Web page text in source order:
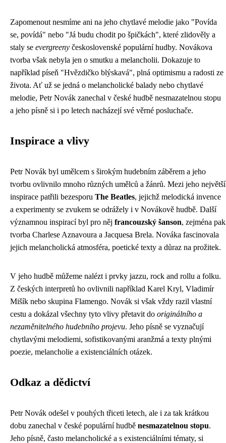
Zapomenout nesmíme ani na jeho chytlavé melodie jako "Povída
se, povídá" nebo "Já budu chodit po špičkách", které zlidověly a
staly se evergreeny československé populární hudby. Novákova
tvorba však nebyla jen o smutku a melancholii. Dokazuje to
například píseň "Hvězdičko blýskavá", plná optimismu a radosti ze
života. Ať už se jedná o melancholické balady nebo chytlavé
melodie, Petr Novák zanechal v české hudbě nesmazatelnou stopu
a jeho písně si i po letech nacházejí své věrné posluchače.
Inspirace a vlivy
Petr Novák byl umělcem s širokým hudebním záběrem a jeho
tvorbu ovlivnilo mnoho různých umělců a žánrů. Mezi jeho největší
inspirace patřili bezesporu The Beatles, jejichž melodická invence
a experimenty se zvukem se odrážely i v Novákově hudbě. Další
významnou inspirací byl pro něj francouzský šanson, zejména pak
tvorba Charlese Aznavoura a Jacquesa Brela. Nováka fascinovala
jejich melancholická atmosféra, poetické texty a důraz na prožitek.
V jeho hudbě můžeme nalézt i prvky jazzu, rock and rollu a folku.
Z českých interpretů ho ovlivnili například Karel Kryl, Vladimír
Mišík nebo skupina Flamengo. Novák si však vždy razil vlastní
cestu a dokázal všechny tyto vlivy přetavit do originálního a
nezaměnitelného hudebního projevu. Jeho písně se vyznačují
chytlavými melodiemi, sofistikovanými aranžmá a texty plnými
poezie, melancholie a existenciálních otázek.
Odkaz a dědictví
Petr Novák odešel v pouhých třiceti letech, ale i za tak krátkou
dobu zanechal v české populární hudbě nesmazatelnou stopu.
Jeho písně, často melancholické a s existenciálními tématy, si